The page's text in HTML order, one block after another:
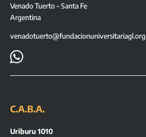
Venado Tuerto – Santa Fe
Argentina
venadotuerto@fundacionuniversitariagl.org

C.A.B.A.
Uriburu 1010